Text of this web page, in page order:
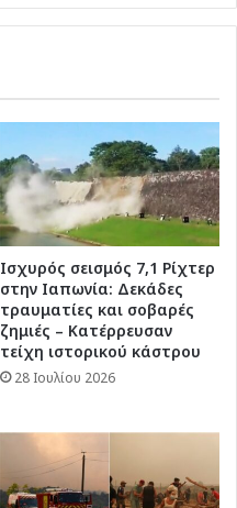
Ισχυρός σεισμός 7,1 Ρίχτερ
στην Ιαπωνία: Δεκάδες
τραυματίες και σοβαρές
ζημιές – Κατέρρευσαν
τείχη ιστορικού κάστρου
28 Ιουλίου 2026